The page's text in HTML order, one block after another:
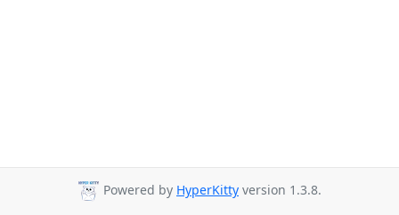
Powered by HyperKitty version 1.3.8.